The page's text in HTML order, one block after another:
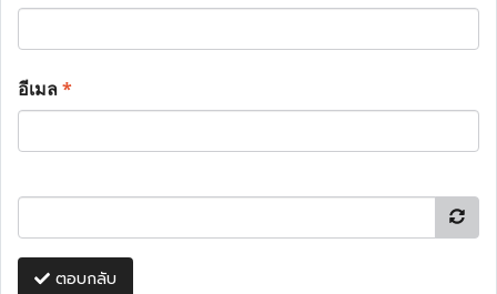
อีเมล*
ตอบกลับ